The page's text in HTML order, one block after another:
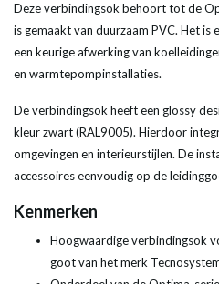
Deze verbindingsok behoort tot de
is gemaakt van duurzaam PVC. Het is
een keurige afwerking van
en warmtepompinstallaties.
De verbindingsok heeft een glossy
kleur zwart (RAL9005). Hierdoor
omgevingen en interieurstijlen. De
accessoires eenvoudig op de
Kenmerken
Hoogwaardige verbindingsok
goot van het merk